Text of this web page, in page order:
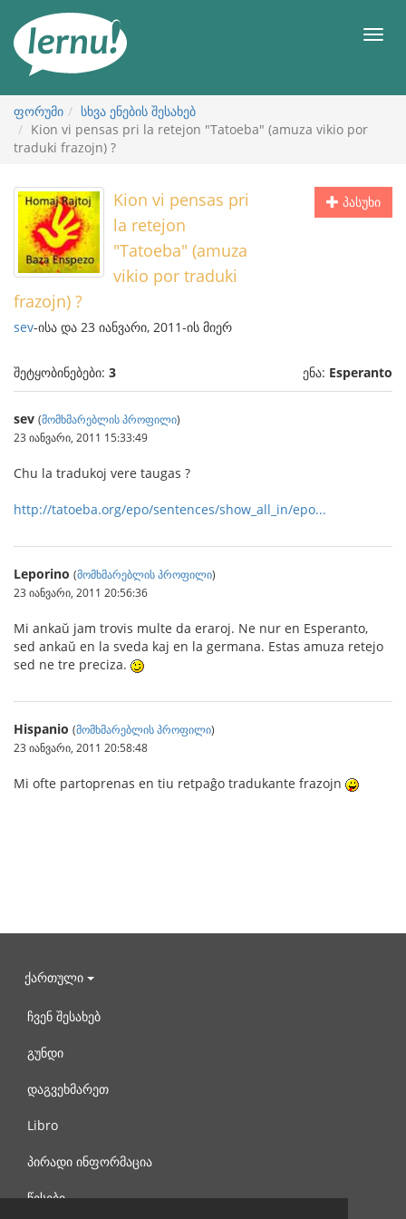
ნახვა
მენიუ
ფორუმი
სხვა ენების შესახებ
Kion vi pensas pri la retejon "Tatoeba" (amuza vikio por
traduki frazojn) ?
პასუხი
Kion vi pensas pri
la retejon
"Tatoeba" (amuza
vikio por traduki
frazojn) ?
sev-ისა და 23 იანვარი, 2011-ის მიერ
შეტყობინებები: 3 ენა: Esperanto
sev (მომხმარებლის პროფილი)
23 იანვარი, 2011 15:33:49
Chu la tradukoj vere taugas ?
http://tatoeba.org/epo/sentences/show_all_in/epo...
Leporino (მომხმარებლის პროფილი)
23 იანვარი, 2011 20:56:36
Mi ankaŭ jam trovis multe da eraroj. Ne nur en Esperanto,
sed ankaŭ en la sveda kaj en la germana. Estas amuza retejo
sed ne tre preciza.
Hispanio (მომხმარებლის პროფილი)
23 იანვარი, 2011 20:58:48
Mi ofte partoprenas en tiu retpaĝo tradukante frazojn
ქართული
ჩვენ შესახებ
გუნდი
დაგვეხმარეთ
Libro
პირადი ინფორმაცია
წესები